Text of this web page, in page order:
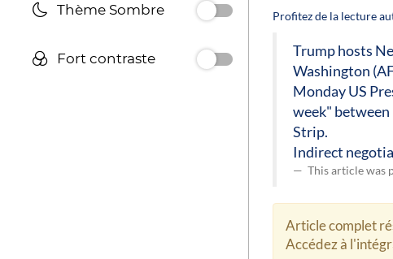
Thème Sombre
Fort contraste
Profitez de la lecture
Trump hosts
Washington
Monday US
week" between
Strip.
Indirect
This article was
Article complet
Accédez à